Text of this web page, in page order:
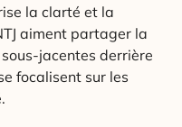
la clarté et la
aiment partager la
jacentes derrière
focalisent sur les